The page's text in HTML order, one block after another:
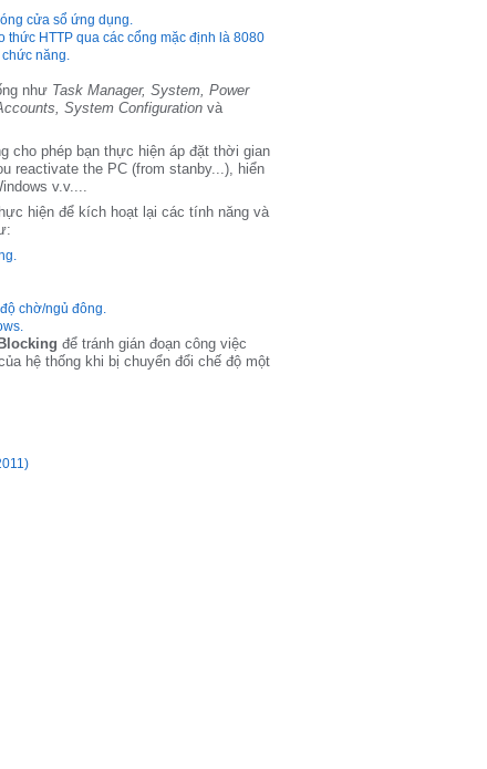
cửa sổ ứng dụng.
thức HTTP qua các cổng mặc định là 8080
chức năng.
như Task Manager, System, Power
System Configuration và
cho phép bạn thực hiện áp đặt thời gian
reactivate the PC (from stanby...), hiển
v.v....
hiện để kích hoạt lại các tính năng và
chờ/ngủ đông.
để tránh gián đoạn công việc
hệ thống khi bị chuyển đổi chế độ một